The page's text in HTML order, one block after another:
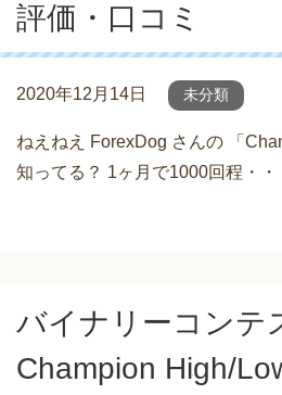
評価・口コミ
2020年12月14日 未分類
ねえねえ ForexDog さんの 「
知ってる？ 1ヶ月で1000回程・・
バイナリーコンテ
Champion High/